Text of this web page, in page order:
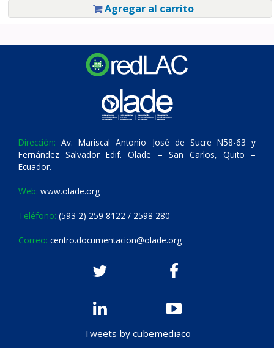
Agregar al carrito
Dirección: Av. Mariscal Antonio José de Sucre N58-63 y
Fernández Salvador Edif. Olade – San Carlos, Quito –
Ecuador.
Web: www.olade.org
Teléfono: (593 2) 259 8122 / 2598 280
Correo: centro.documentacion@olade.org
Tweets by cubemediaco